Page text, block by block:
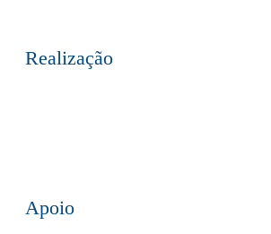
Realização
Apoio